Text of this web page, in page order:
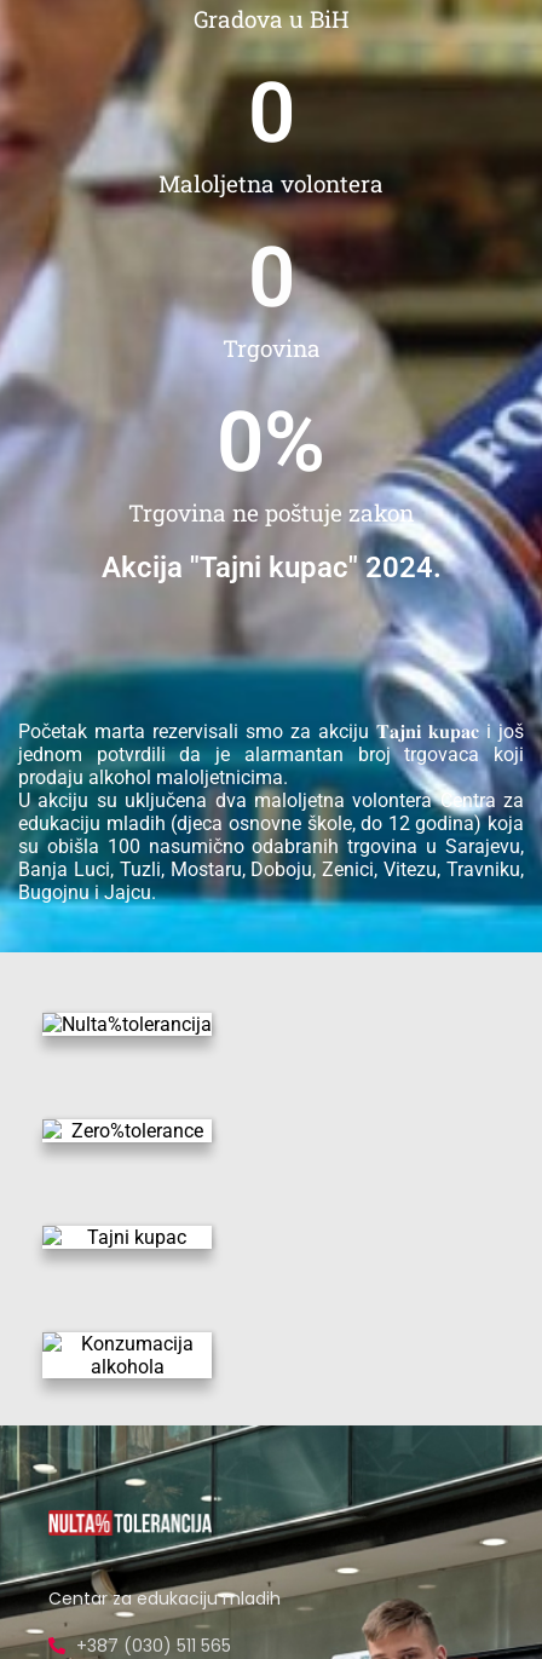
Gradova u BiH
Maloljetna volontera
0
Trgovina
0
Trgovina ne poštuje zakon
0%
Akcija "Tajni kupac" 2024.
Početak marta rezervisali smo za akciju 𝐓𝐚𝐣𝐧𝐢 𝐤𝐮𝐩𝐚𝐜 i još
jednom potvrdili da je alarmantan broj trgovaca koji
prodaju alkohol maloljetnicima.
U akciju su uključena dva maloljetna volontera Centra za
edukaciju mladih (djeca osnovne škole, do 12 godina) koja
su obišla 100 nasumično odabranih trgovina u Sarajevu,
Banja Luci, Tuzli, Mostaru, Doboju, Zenici, Vitezu, Travniku,
Bugojnu i Jajcu.
Centar za edukaciju mladih
+387 (030) 511 565